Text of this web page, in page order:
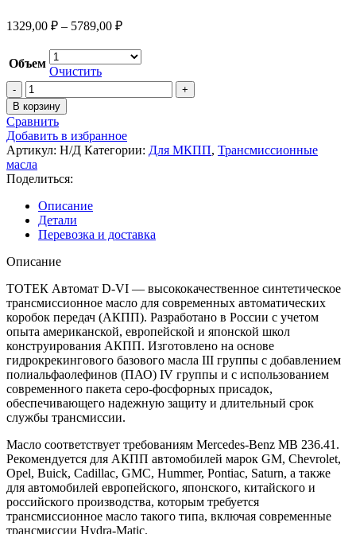
1329,00 ₽ – 5789,00 ₽
Объем
Очистить
В корзину
Сравнить
Добавить в избранное
Артикул: Н/Д Категории: Для МКПП, Трансмиссионные
масла
Поделиться:
Описание
Детали
Перевозка и доставка
Описание
ТОТЕК Автомат D-VI — высококачественное синтетическое
трансмиссионное масло для современных автоматических
коробок передач (АКПП). Разработано в России с учетом
опыта американской, европейской и японской школ
конструирования АКПП. Изготовлено на основе
гидрокрекингового базового масла III группы с добавлением
полиальфаолефинов (ПАО) IV группы и с использованием
современного пакета серо-фосфорных присадок,
обеспечивающего надежную защиту и длительный срок
службы трансмиссии.
Масло соответствует требованиям Mercedes-Benz MB 236.41.
Рекомендуется для АКПП автомобилей марок GM, Chevrolet,
Opel, Buick, Cadillac, GMC, Hummer, Pontiac, Saturn, а также
для автомобилей европейского, японского, китайского и
российского производства, которым требуется
трансмиссионное масло такого типа, включая современные
трансмиссии Hydra-Matic.